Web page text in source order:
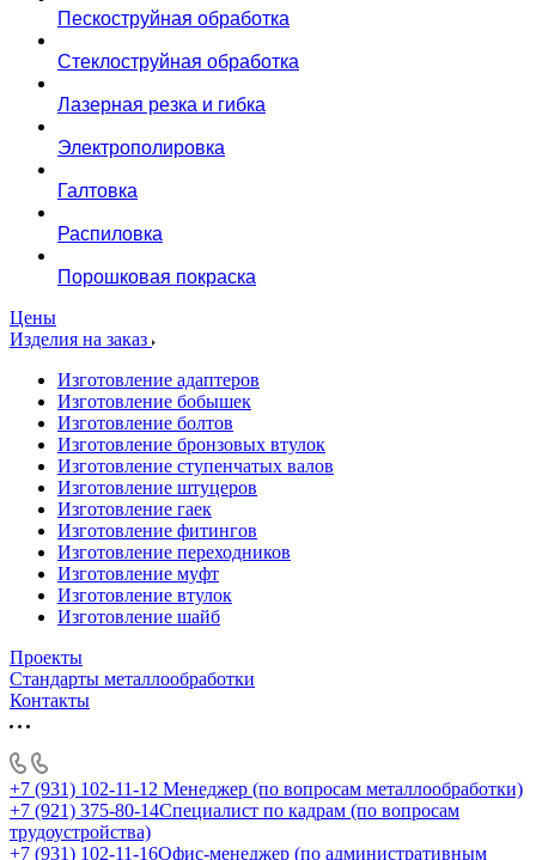
Пескоструйная обработка
Стеклоструйная обработка
Лазерная резка и гибка
Электрополировка
Галтовка
Распиловка
Порошковая покраска
Цены
Изделия на заказ
Изготовление адаптеров
Изготовление бобышек
Изготовление болтов
Изготовление бронзовых втулок
Изготовление ступенчатых валов
Изготовление штуцеров
Изготовление гаек
Изготовление фитингов
Изготовление переходников
Изготовление муфт
Изготовление втулок
Изготовление шайб
Проекты
Стандарты металлообработки
Контакты
+7 (931) 102-11-12 Менеджер (по вопросам металлообработки)
+7 (921) 375-80-14Специалист по кадрам (по вопросам
трудоустройства)
+7 (931) 102-11-16Офис-менеджер (по административным